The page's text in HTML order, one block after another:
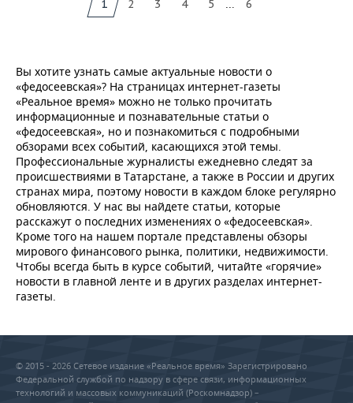
1 2 3 4 5 ... 6
Вы хотите узнать самые актуальные новости о
«федосеевская»? На страницах интернет-газеты
«Реальное время» можно не только прочитать
информационные и познавательные статьи о
«федосеевская», но и познакомиться с подробными
обзорами всех событий, касающихся этой темы.
Профессиональные журналисты ежедневно следят за
происшествиями в Татарстане, а также в России и других
странах мира, поэтому новости в каждом блоке регулярно
обновляются. У нас вы найдете статьи, которые
расскажут о последних изменениях о «федосеевская».
Кроме того на нашем портале представлены обзоры
мирового финансового рынка, политики, недвижимости.
Чтобы всегда быть в курсе событий, читайте «горячие»
новости в главной ленте и в других разделах интернет-
газеты.
© 2015 - 2026 Сетевое издание «Реальное время» Зарегистрировано
Федеральной службой по надзору в сфере связи, информационных
технологий и массовых коммуникаций (Роскомнадзор) –